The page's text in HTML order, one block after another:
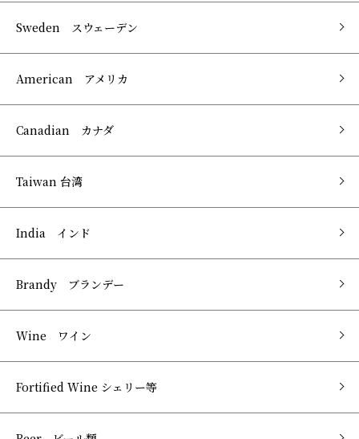
Sweden スウェーデン
American アメリカ
Canadian カナダ
Taiwan 台湾
India インド
Brandy ブランデー
Wine ワイン
Fortified Wine シェリー等